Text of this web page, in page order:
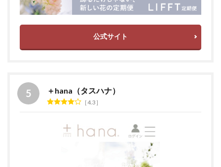
公式サイト
＋hana（タスハナ）
4.3